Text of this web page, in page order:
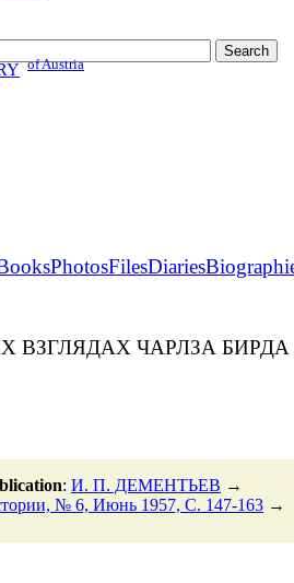
of Austria
PhotosFilesDiaries
ВЗГЛЯДАХ ЧАРЛЗА БИРДА
: И. П. ДЕМЕНТЬЕВ →
№ 6, Июнь 1957, C. 147-163 →